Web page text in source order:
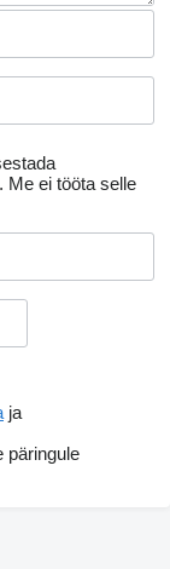
Me ei tööta selle
ja
päringule